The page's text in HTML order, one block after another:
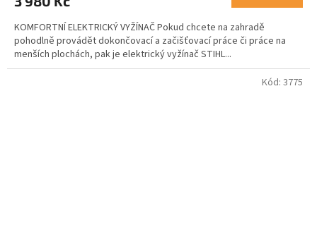
KOMFORTNÍ ELEKTRICKÝ VYŽÍNAČ Pokud chcete na zahradě
pohodlně provádět dokončovací a začišťovací práce či práce na
menších plochách, pak je elektrický vyžínač STIHL...
Kód: 3775